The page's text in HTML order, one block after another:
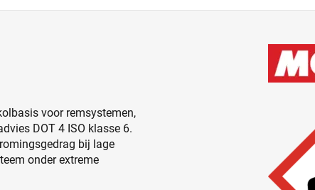
voor remsystemen,
DOT 4 ISO klasse 6.
bij lage
onder extreme